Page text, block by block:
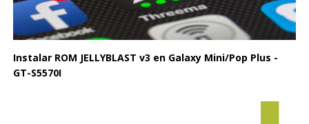
Instalar ROM JELLYBLAST v3 en Galaxy Mini/Pop Plus -
GT-S5570I